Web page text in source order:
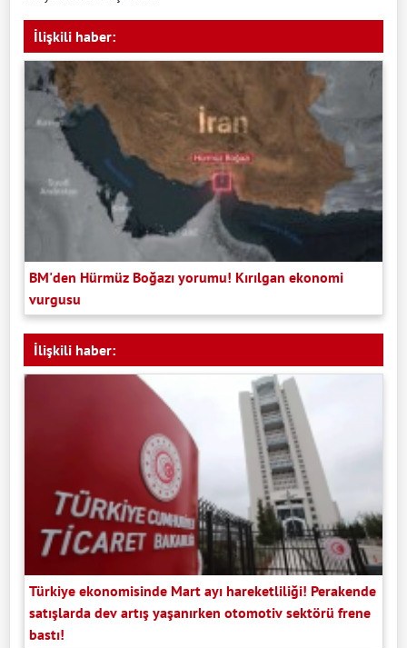
İlişkili haber:
BM'den Hürmüz Boğazı yorumu! Kırılgan ekonomi
vurgusu
İlişkili haber:
Türkiye ekonomisinde Mart ayı hareketliliği! Perakende
satışlarda dev artış yaşanırken otomotiv sektörü frene
bastı!